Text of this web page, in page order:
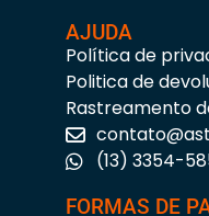
AJUDA
Política de
Politica de
Rastreamento
(13) 3354-
FORMAS DE